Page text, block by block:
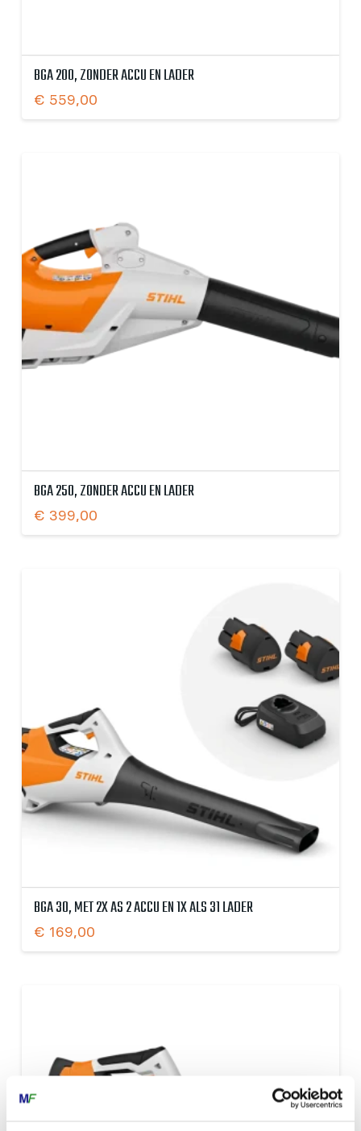
BGA 200, ZONDER ACCU EN LADER
€ 559,00
BGA 250, ZONDER ACCU EN LADER
€ 399,00
BGA 30, MET 2X AS 2 ACCU EN 1X ALS 31 LADER
€ 169,00